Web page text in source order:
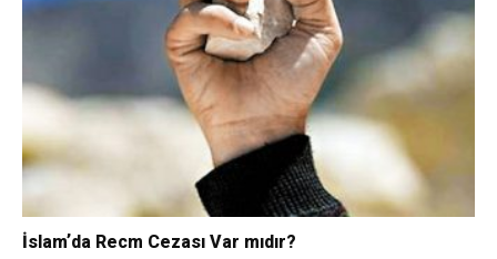
İslamʼda Recm Cezası Var mıdır?